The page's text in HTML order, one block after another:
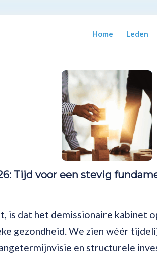
Home Leden
Tijd voor een stevig
is dat het demissionaire kabinet
gezondheid. We zien wéér
en structurele